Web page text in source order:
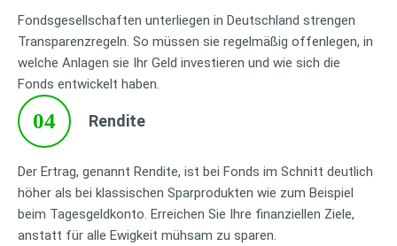
Fondsgesellschaften unterliegen in Deutschland strengen
Transparenzregeln. So müssen sie regelmäßig offenlegen, in
welche Anlagen sie Ihr Geld investieren und wie sich die
Fonds entwickelt haben.
04 Rendite
Der Ertrag, genannt Rendite, ist bei Fonds im Schnitt deutlich
höher als bei klassischen Sparprodukten wie zum Beispiel
beim Tagesgeldkonto. Erreichen Sie Ihre finanziellen Ziele,
anstatt für alle Ewigkeit mühsam zu sparen.